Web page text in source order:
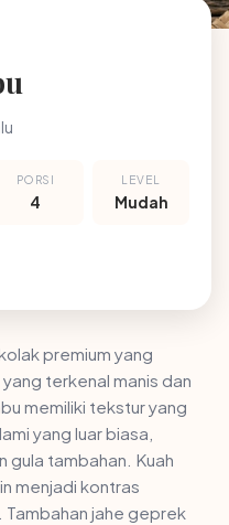
PORSI
4
LEVEL
Mudah
premium yang
terkenal manis dan
memiliki tekstur yang
yang luar biasa,
gula tambahan. Kuah
menjadi kontras
Tambahan jahe geprek